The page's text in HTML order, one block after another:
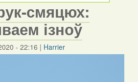
смяцюх:
ізноў
- 22:16 | Harrier